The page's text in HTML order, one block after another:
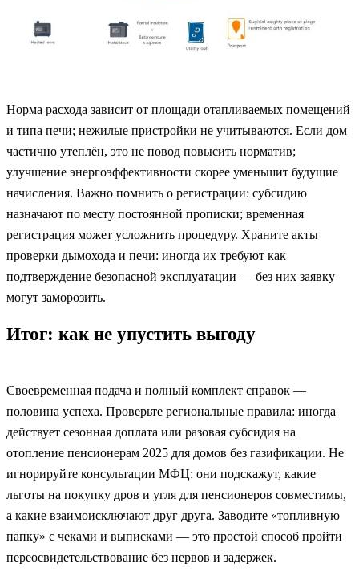
Норма расхода зависит от площади отапливаемых помещений
и типа печи; нежилые пристройки не учитываются. Если дом
частично утеплён, это не повод повысить норматив;
улучшение энергоэффективности скорее уменьшит будущие
начисления. Важно помнить о регистрации: субсидию
назначают по месту постоянной прописки; временная
регистрация может усложнить процедуру. Храните акты
проверки дымохода и печи: иногда их требуют как
подтверждение безопасной эксплуатации — без них заявку
могут заморозить.
Итог: как не упустить выгоду
Своевременная подача и полный комплект справок —
половина успеха. Проверьте региональные правила: иногда
действует сезонная доплата или разовая субсидия на
отопление пенсионерам 2025 для домов без газификации. Не
игнорируйте консультации МФЦ: они подскажут, какие
льготы на покупку дров и угля для пенсионеров совместимы,
а какие взаимоисключают друг друга. Заводите «топливную
папку» с чеками и выписками — это простой способ пройти
переосвидетельствование без нервов и задержек.